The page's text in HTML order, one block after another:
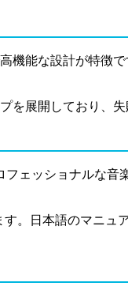
機能な設計が特徴
展開しており、
ェッショナルな音
。日本語のマニュ